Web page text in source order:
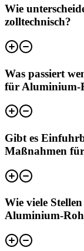
Wie
zolltechnisch?
Was passiert
für Aluminium-
Gibt es
Maßnahmen
Wie viele
Aluminium-